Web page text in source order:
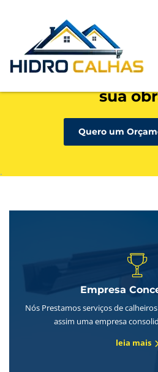
precisando de
pingadeiras ou
sua
Quero um
.
Empresa
Nós Prestamos serviços de
assim uma empresa
leia mais